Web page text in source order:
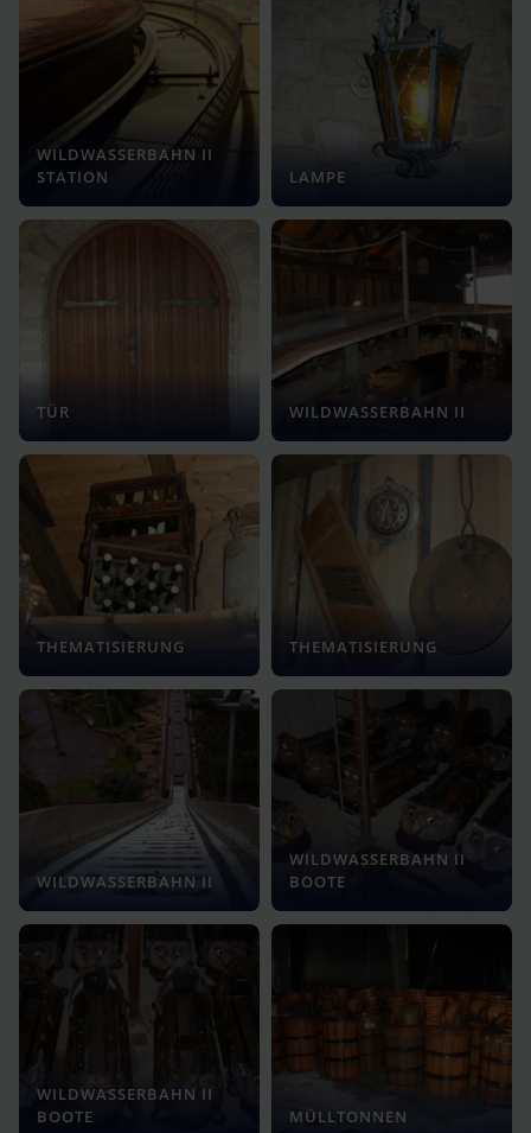
WILDWASSERBAHN II
STATION
LAMPE
TÜR WILDWASSERBAHN II
THEMATISIERUNG THEMATISIERUNG
WILDWASSERBAHN II
WILDWASSERBAHN II
BOOTE
WILDWASSERBAHN II
BOOTE
MÜLLTONNEN